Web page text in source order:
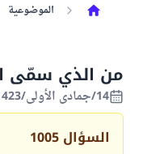
الموضوعية
من الذي سمّى
14/جمادى الأولى/1423 الموافق 24/يوليو/2002
السؤال 1005